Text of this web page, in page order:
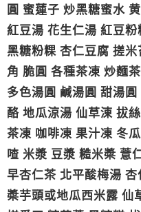
圓 蜜蓮子 炒黑糖蜜水
紅豆湯 花生仁湯 紅豆
黑糖粉粿 杏仁豆腐 搓
角 脆圓 各種茶凍 炒麵
多色湯圓 鹹湯圓 甜湯
酪 地瓜涼湯 仙草涷 拔
茶凍 咖啡凍 果汁凍 冬
喳 米漿 豆漿 糙米槳 薏
早杏仁茶 北平酸梅湯
槳芋頭或地瓜西米露 仙